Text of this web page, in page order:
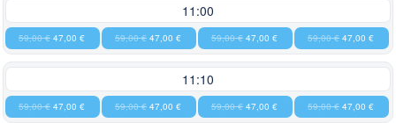
11:00
59,00 € 47,00 € 59,00 € 47,00 € 59,00 € 47,00 € 59,00 € 47,00 €
11:10
59,00 € 47,00 € 59,00 € 47,00 € 59,00 € 47,00 € 59,00 € 47,00 €